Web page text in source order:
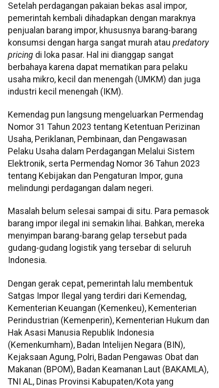
Setelah perdagangan pakaian bekas asal impor,
pemerintah kembali dihadapkan dengan maraknya
penjualan barang impor, khususnya barang-barang
konsumsi dengan harga sangat murah atau predatory
pricing di loka pasar. Hal ini dianggap sangat
berbahaya karena dapat mematikan para pelaku
usaha mikro, kecil dan menengah (UMKM) dan juga
industri kecil menengah (IKM).
Kemendag pun langsung mengeluarkan Permendag
Nomor 31 Tahun 2023 tentang Ketentuan Perizinan
Usaha, Periklanan, Pembinaan, dan Pengawasan
Pelaku Usaha dalam Perdagangan Melalui Sistem
Elektronik, serta Permendag Nomor 36 Tahun 2023
tentang Kebijakan dan Pengaturan Impor, guna
melindungi perdagangan dalam negeri.
Masalah belum selesai sampai di situ. Para pemasok
barang impor ilegal ini semakin lihai. Bahkan, mereka
menyimpan barang-barang gelap tersebut pada
gudang-gudang logistik yang tersebar di seluruh
Indonesia.
Dengan gerak cepat, pemerintah lalu membentuk
Satgas Impor Ilegal yang terdiri dari Kemendag,
Kementerian Keuangan (Kemenkeu), Kementerian
Perindustrian (Kemenperin), Kementerian Hukum dan
Hak Asasi Manusia Republik Indonesia
(Kemenkumham), Badan Intelijen Negara (BIN),
Kejaksaan Agung, Polri, Badan Pengawas Obat dan
Makanan (BPOM), Badan Keamanan Laut (BAKAMLA),
TNI AL, Dinas Provinsi Kabupaten/Kota yang